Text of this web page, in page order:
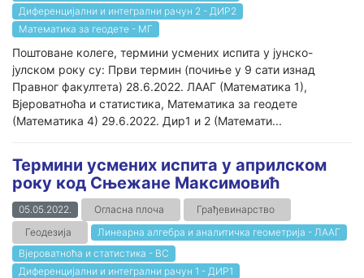
Диференцијални и интегрални рачун 2 - ДИР2
Математика за геодете - МГ
Поштоване колеге, термини усмених испита у јунско-
јулском року су: Први термин (почиње у 9 сати изнад
Правног факултета) 28.6.2022. ЛААГ (Математика 1),
Вјероватноћа и статистика, Математика за геодете
(Математика 4) 29.6.2022. Дир1 и 2 (Математи...
Термини усмених испита у априлском
року код Сњежане Максимовић
05.05.2022. Огласна плоча
Грађевинарство
Геодезија
Линеарна алгебра и аналитичка геометрија - ЛААГ
Вјероватноћа и статистика - ВС
Диференцијални и интегрални рачун 1 - ДИР1